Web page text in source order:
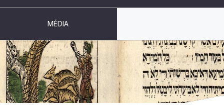
MÉDIA
JUDAICA BOHEMIAE XIV/1-2